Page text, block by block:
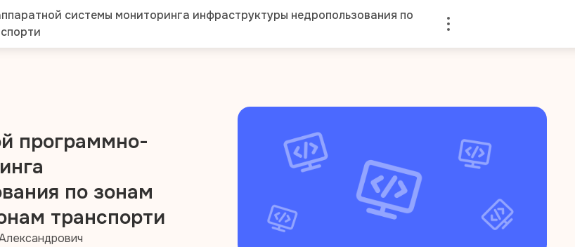
системы мониторинга инфраструктуры недропользования по
программно-
по зонам
транспорти